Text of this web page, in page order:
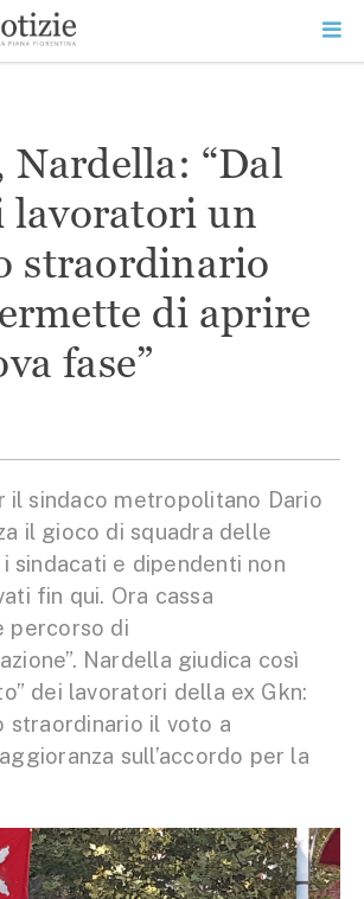
Nardella: “Dal
lavoratori un
straordinario
di aprire
fase”
il sindaco metropolitano Dario
il gioco di squadra delle
i sindacati e dipendenti non
fin qui. Ora cassa
percorso di
Nardella giudica così
dei lavoratori della ex Gkn:
straordinario il voto a
sull’accordo per la